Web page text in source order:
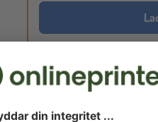
fre, aug. 14. - tis, aug. 18.